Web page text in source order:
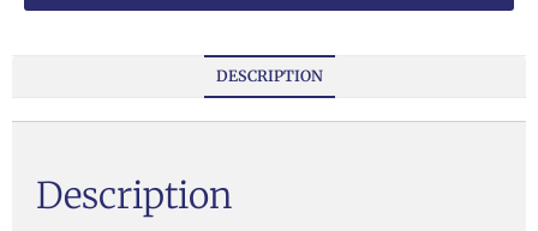
DESCRIPTION
Description